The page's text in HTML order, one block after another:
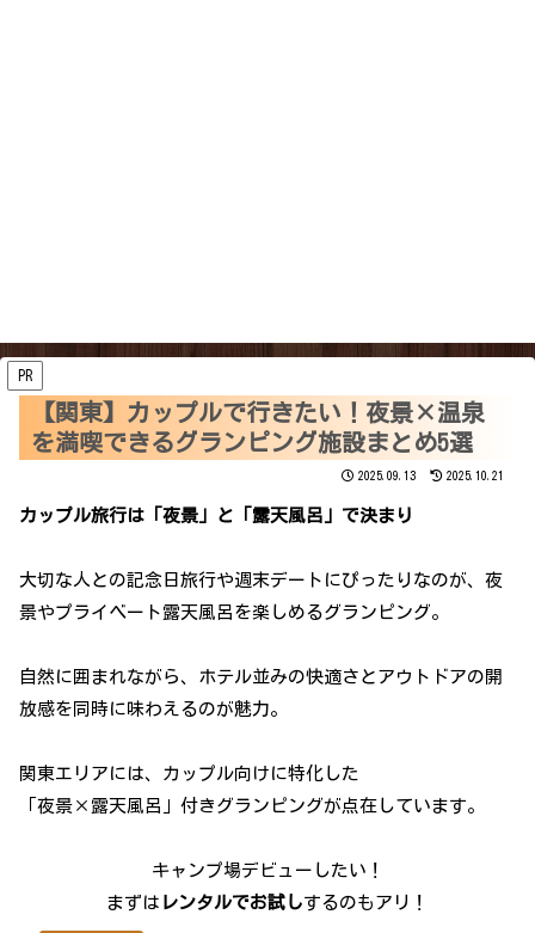
PR
【関東】カップルで行きたい！夜景×温泉
を満喫できるグランピング施設まとめ5選
2025.09.13 2025.10.21
カップル旅行は「夜景」と「露天風呂」で決まり
大切な人との記念日旅行や週末デートにぴったりなのが、夜
景やプライベート露天風呂を楽しめるグランピング。
自然に囲まれながら、ホテル並みの快適さとアウトドアの開
放感を同時に味わえるのが魅力。
関東エリアには、カップル向けに特化した
「夜景×露天風呂」付きグランピングが点在しています。
キャンプ場デビューしたい！
まずは レンタルでお試しするのもアリ！